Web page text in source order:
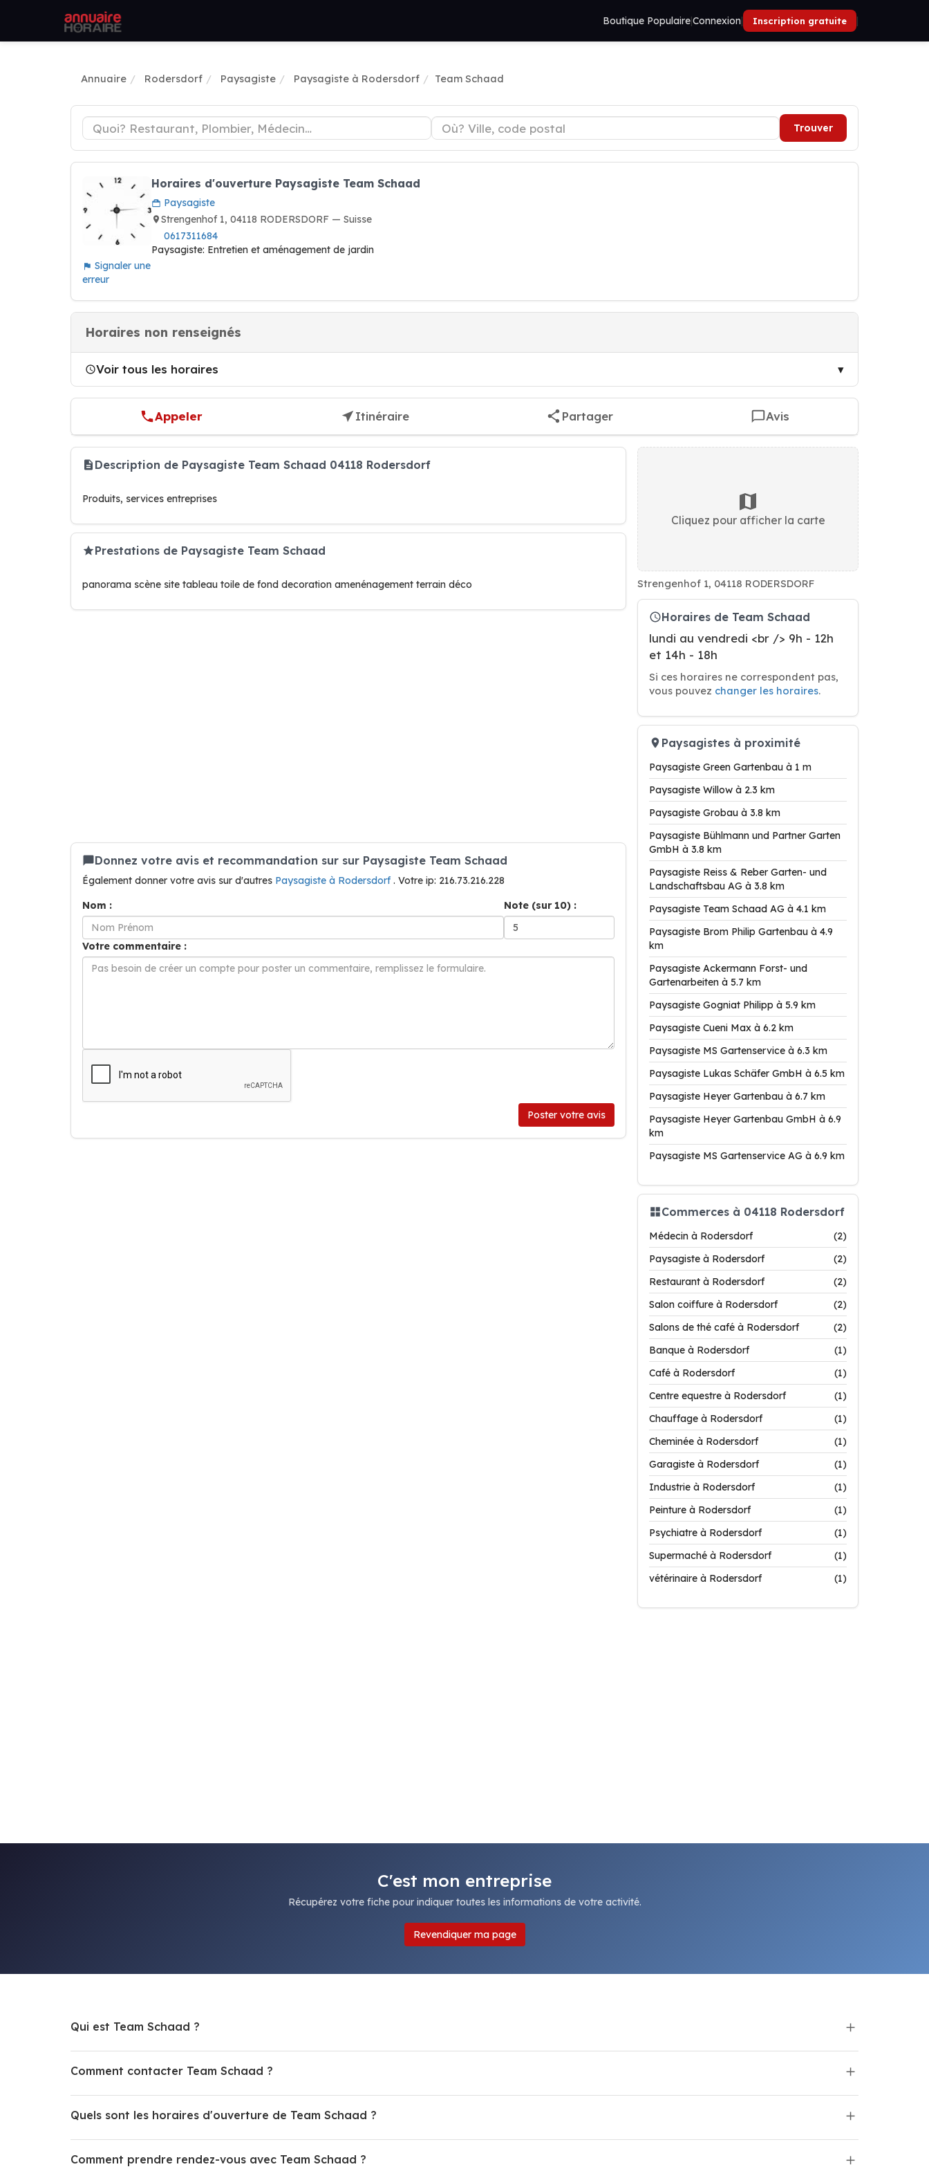
Boutique Populaire|Connexion| Inscription gratuite |
Annuaire Rodersdorf Paysagiste Paysagiste à Rodersdorf Team Schaad
Trouver
Signaler une
erreur
Horaires d'ouverture Paysagiste Team Schaad
Paysagiste
Strengenhof 1, 04118 RODERSDORF — Suisse
0617311684
Paysagiste: Entretien et aménagement de jardin
Horaires non renseignés
Voir tous les horaires
Appeler Itinéraire Partager Avis
Description de Paysagiste Team Schaad 04118 Rodersdorf
Produits, services entreprises
Prestations de Paysagiste Team Schaad
panorama scène site tableau toile de fond decoration amenénagement terrain déco
Donnez votre avis et recommandation sur sur Paysagiste Team Schaad
Également donner votre avis sur d'autres Paysagiste à Rodersdorf. Votre ip: 216.73.216.228
Nom :
Note (sur 10) :
Votre commentaire :
Poster votre avis
Cliquez pour afficher la carte
Strengenhof 1, 04118 RODERSDORF
Horaires de Team Schaad
lundi au vendredi <br /> 9h - 12h
et 14h - 18h
Si ces horaires ne correspondent pas,
vous pouvez changer les horaires.
Paysagistes à proximité
Paysagiste Green Gartenbau à 1 m
Paysagiste Willow à 2.3 km
Paysagiste Grobau à 3.8 km
Paysagiste Bühlmann und Partner Garten
GmbH à 3.8 km
Paysagiste Reiss & Reber Garten- und
Landschaftsbau AG à 3.8 km
Paysagiste Team Schaad AG à 4.1 km
Paysagiste Brom Philip Gartenbau à 4.9
km
Paysagiste Ackermann Forst- und
Gartenarbeiten à 5.7 km
Paysagiste Gogniat Philipp à 5.9 km
Paysagiste Cueni Max à 6.2 km
Paysagiste MS Gartenservice à 6.3 km
Paysagiste Lukas Schäfer GmbH à 6.5 km
Paysagiste Heyer Gartenbau à 6.7 km
Paysagiste Heyer Gartenbau GmbH à 6.9
km
Paysagiste MS Gartenservice AG à 6.9 km
Commerces à 04118 Rodersdorf
Médecin à Rodersdorf
(2)
Paysagiste à Rodersdorf
(2)
Restaurant à Rodersdorf
(2)
Salon coiffure à Rodersdorf
(2)
Salons de thé café à Rodersdorf
(2)
Banque à Rodersdorf
(1)
Café à Rodersdorf
(1)
Centre equestre à Rodersdorf
(1)
Chauffage à Rodersdorf
(1)
Cheminée à Rodersdorf
(1)
Garagiste à Rodersdorf
(1)
Industrie à Rodersdorf
(1)
Peinture à Rodersdorf
(1)
Psychiatre à Rodersdorf
(1)
Supermaché à Rodersdorf
(1)
vétérinaire à Rodersdorf
(1)
C'est mon entreprise
Récupérez votre fiche pour indiquer toutes les informations de votre activité.
Revendiquer ma page
Qui est Team Schaad ?
Comment contacter Team Schaad ?
Quels sont les horaires d'ouverture de Team Schaad ?
Comment prendre rendez-vous avec Team Schaad ?